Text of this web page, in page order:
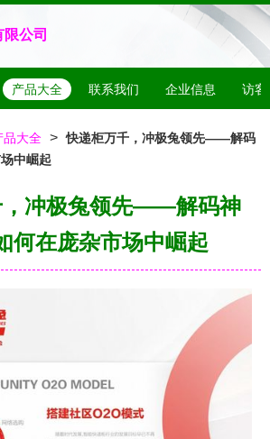
公司
产品大全 联系我们 企业信息 访客
品大全 > 快递柜万千，冲极兔领先——解码
中崛起
，冲极兔领先——解码神
何在庞杂市场中崛起